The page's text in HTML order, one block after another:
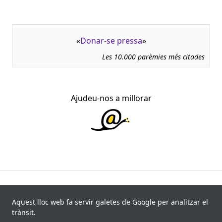
«Donar-se pressa»
Les 10.000 parèmies més citades
Ajudeu-nos a millorar
recollides de 840 fonts i 8.113 informants. Última
Aquest lloc web fa servir galetes de Google per analitzar el
trànsit.